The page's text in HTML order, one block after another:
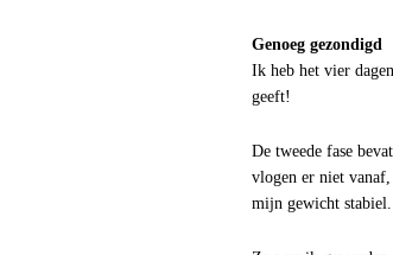
Genoeg gezondigd
Ik heb het vier
geeft!
De tweede fase
vlogen er niet
mijn gewicht